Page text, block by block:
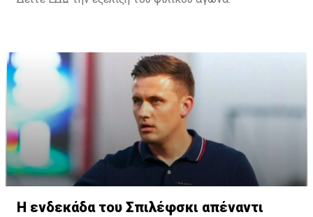
Η ενδεκάδα του Σπιλέφσκι απέναντι